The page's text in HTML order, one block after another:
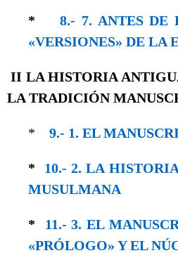
*8.- 7. ANTES DE
«VERSIONES» DE LA
II LA HISTORIA
LA TRADICIÓN
* 9.- 1. EL
* 10.- 2. LA
MUSULMANA
* 11.- 3. EL
«PRÓLOGO» Y EL